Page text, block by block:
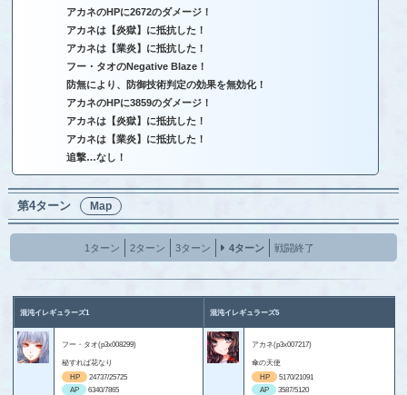
アカネのHPに2672のダメージ！
アカネは【炎獄】に抵抗した！
アカネは【業炎】に抵抗した！
フー・タオのNegative Blaze！
防無により、防御技術判定の効果を無効化！
アカネのHPに3859のダメージ！
アカネは【炎獄】に抵抗した！
アカネは【業炎】に抵抗した！
追撃…なし！
第4ターン Map
1ターン 2ターン 3ターン 4ターン 戦闘終了
混沌イレギュラーズ1 混沌イレギュラーズ5
フー・タオ(p3x008299)
秘すれば花なり
HP
24737/25725
AP
6340/7865
アカネ(p3x007217)
傘の天使
HP
5170/21091
AP
3587/5120